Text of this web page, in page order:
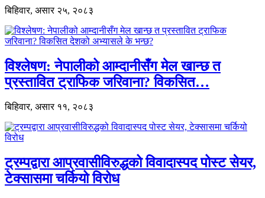
बिहिवार, असार २५, २०८३
विश्लेषण: नेपालीको आम्दानीसँग मेल खान्छ त
प्रस्तावित ट्राफिक जरिवाना? विकसित…
बिहिवार, असार ११, २०८३
ट्रम्पद्वारा आप्रवासीविरुद्धको विवादास्पद पोस्ट सेयर,
टेक्सासमा चर्कियो विरोध